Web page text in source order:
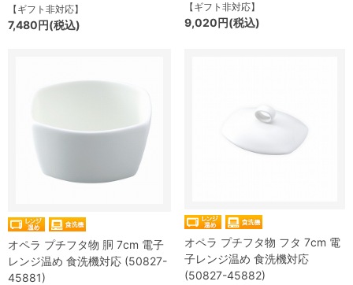
【ギフト非対応】
7,480円(税込)
【ギフト非対応】
9,020円(税込)
オペラ プチフタ物 胴 7cm 電子
レンジ温め 食洗機対応 (50827-
45881)
オペラ プチフタ物 フタ 7cm 電
子レンジ温め 食洗機対応
(50827-45882)